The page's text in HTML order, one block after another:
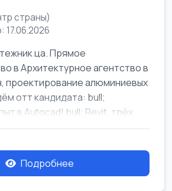
страны)
17.06.2026
ца. Прямое
в Архитектурное агентство в
проектирование алюминиевых
отт кандидата: bull;
в Autocad! bull; Revit, трёх...
Подробнее